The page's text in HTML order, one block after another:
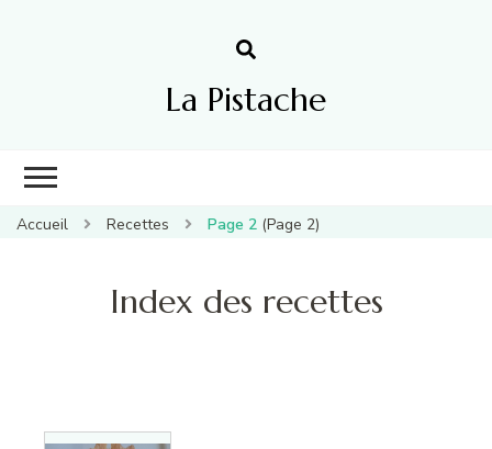
La Pistache
Accueil Recettes Page 2 (Page 2)
Index des recettes